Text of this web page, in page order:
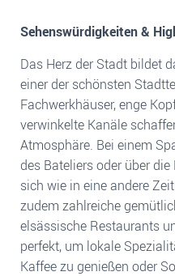
Sehenswürdigkeiten &
Das Herz der Stadt bildet
einer der schönsten
Fachwerkhäuser, enge
verwinkelte Kanäle
Atmosphäre. Bei einem
des Bateliers oder über
sich wie in eine andere
zudem zahlreiche
elsässische Restaurants
perfekt, um lokale
Kaffee zu genießen oder